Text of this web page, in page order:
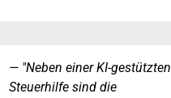
"Neben einer KI-gestützten
Steuerhilfe sind die